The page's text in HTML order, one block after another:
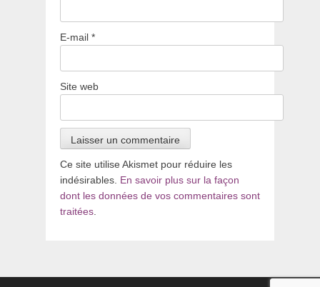
E-mail *
Site web
Ce site utilise Akismet pour réduire les
indésirables. En savoir plus sur la façon
dont les données de vos commentaires sont
traitées.